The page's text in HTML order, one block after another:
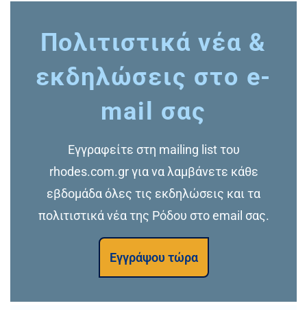
Πολιτιστικά νέα &
εκδηλώσεις στο e-
mail σας
Εγγραφείτε στη mailing list του
rhodes.com.gr για να λαμβάνετε κάθε
εβδομάδα όλες τις εκδηλώσεις και τα
πολιτιστικά νέα της Ρόδου στο email σας.
Εγγράψου τώρα